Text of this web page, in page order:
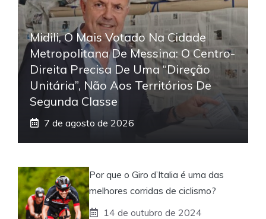
Midili, O Mais Votado Na Cidade
Metropolitana De Messina: O Centro-
Direita Precisa De Uma “direção
Unitária”, Não Aos Territórios De
Segunda Classe
7 de agosto de 2026
Por que o Giro d’Italia é uma das
melhores corridas de ciclismo?
14 de outubro de 2024